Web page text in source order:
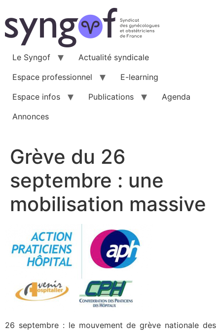
au
contenu
Le Syngof
Actualité syndicale
Espace professionnel
E-learning
Espace infos
Publications
Agenda
Annonces
Grève du 26
septembre : une
mobilisation massive
26 septembre : le mouvement de grève nationale des